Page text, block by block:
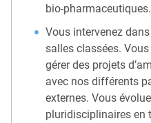
bio-pharmaceutiques.
Vous intervenez
salles classées.
gérer des projets
avec nos différents
externes. Vous
pluridisciplinaires en